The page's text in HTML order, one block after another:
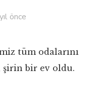
önce
tüm odalarını
şirin bir ev oldu.